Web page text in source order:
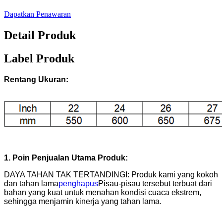
Dapatkan Penawaran
Detail Produk
Label Produk
Rentang Ukuran:
1. Poin Penjualan Utama Produk:
DAYA TAHAN TAK TERTANDINGI: Produk kami yang kokoh
dan tahan lamapenghapusPisau-pisau tersebut terbuat dari
bahan yang kuat untuk menahan kondisi cuaca ekstrem,
sehingga menjamin kinerja yang tahan lama.